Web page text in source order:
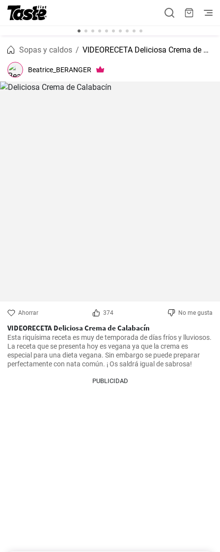
Sopas y caldos VIDEORECETA Deliciosa Crema de Calabacín
Beatrice_BERANGER
Ahorrar 374 No me gusta
VIDEORECETA Deliciosa Crema de Calabacín
Esta riquísima receta es muy de temporada de días fríos y lluviosos.
La receta que se presenta hoy es vegana ya que la crema es
especial para una dieta vegana. Sin embargo se puede preparar
perfectamente con nata común. ¡ Os saldrá igual de sabrosa!
PUBLICIDAD